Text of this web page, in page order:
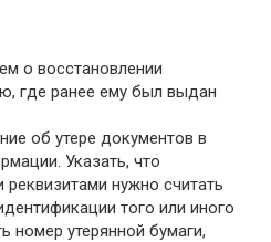
о восстановлении
где ранее ему был выдан
об утере документов в
Указать, что
нужно считать
того или иного
номер утерянной бумаги,